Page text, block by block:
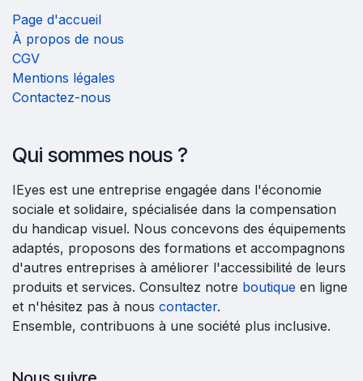
Page d'accueil
À propos de nous
CGV
Mentions légales
Contactez-nous
Qui sommes nous ?
IEyes est une entreprise engagée dans l'économie
sociale et solidaire, spécialisée dans la compensation
du handicap visuel. Nous concevons des équipements
adaptés, proposons des formations et accompagnons
d'autres entreprises à améliorer l'accessibilité de leurs
produits et services. Consultez notre boutique en ligne
et n'hésitez pas à nous contacter.
Ensemble, contribuons à une société plus inclusive.